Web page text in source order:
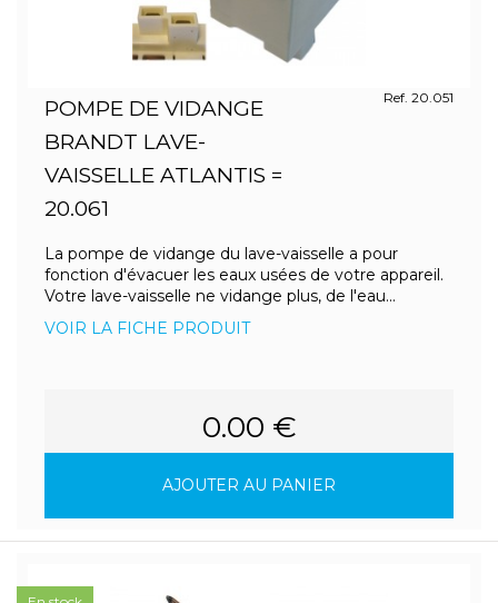
POMPE DE VIDANGE
BRANDT LAVE-
VAISSELLE ATLANTIS =
20.061
Ref. 20.051
La pompe de vidange du lave-vaisselle a pour
fonction d'évacuer les eaux usées de votre appareil.
Votre lave-vaisselle ne vidange plus, de l'eau...
VOIR LA FICHE PRODUIT
0.00 €
AJOUTER AU PANIER